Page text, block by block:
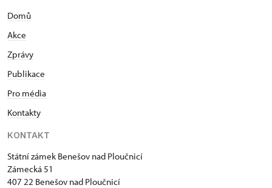
Domů
Akce
Zprávy
Publikace
Pro média
Kontakty
KONTAKT
Státní zámek Benešov nad Ploučnicí
Zámecká 51
407 22 Benešov nad Ploučnicí